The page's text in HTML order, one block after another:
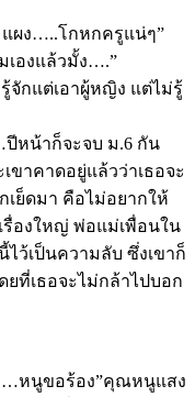
ผง…..โกหกครูแน่ๆ”
เองแล้วมั้ง….”
จักแต่เอาผู้หญิง แต่ไม่รู้
หน้าก็จะจบ ม.6 กัน
ขาคาดอยู่แล้วว่าเธอจะ
ย็ดมา คือไม่อยากให้
เรื่องใหญ่ พ่อแม่เพื่อนใน
ไว้เป็นความลับ ซึ่งเขาก็
ยที่เธอจะไม่กล้าไปบอก
…หนูขอร้อง”คุณหนูแสง